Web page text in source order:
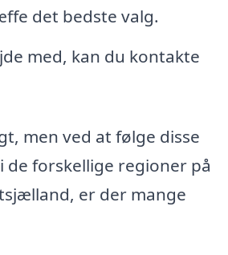
det bedste valg.
med, kan du kontakte
men ved at følge disse
forskellige regioner på
er der mange